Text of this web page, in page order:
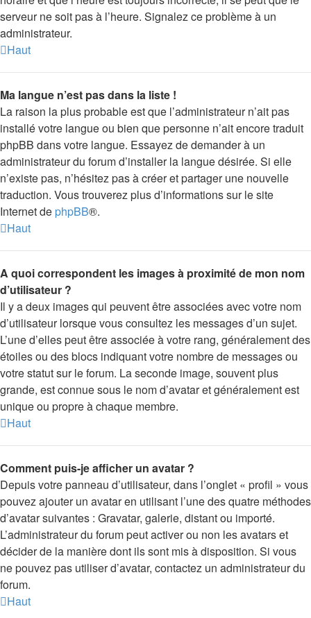
serveur ne soit pas à l’heure. Signalez ce problème à un
administrateur.
Haut
Ma langue n’est pas dans la liste !
La raison la plus probable est que l’administrateur n’ait pas
installé votre langue ou bien que personne n’ait encore traduit
phpBB dans votre langue. Essayez de demander à un
administrateur du forum d’installer la langue désirée. Si elle
n’existe pas, n’hésitez pas à créer et partager une nouvelle
traduction. Vous trouverez plus d’informations sur le site
Internet de phpBB®.
Haut
A quoi correspondent les images à proximité de mon nom
d’utilisateur ?
Il y a deux images qui peuvent être associées avec votre nom
d’utilisateur lorsque vous consultez les messages d’un sujet.
L’une d’elles peut être associée à votre rang, généralement des
étoiles ou des blocs indiquant votre nombre de messages ou
votre statut sur le forum. La seconde image, souvent plus
grande, est connue sous le nom d’avatar et généralement est
unique ou propre à chaque membre.
Haut
Comment puis-je afficher un avatar ?
Depuis votre panneau d’utilisateur, dans l’onglet « profil » vous
pouvez ajouter un avatar en utilisant l’une des quatre méthodes
d’avatar suivantes : Gravatar, galerie, distant ou importé.
L’administrateur du forum peut activer ou non les avatars et
décider de la manière dont ils sont mis à disposition. Si vous
ne pouvez pas utiliser d’avatar, contactez un administrateur du
forum.
Haut